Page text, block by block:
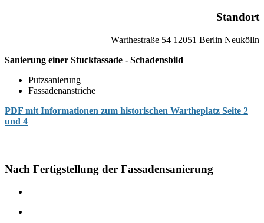
Standort
Warthestraße 54 12051 Berlin Neukölln
Sanierung einer Stuckfassade - Schadensbild
Putzsanierung
Fassadenanstriche
PDF mit Informationen zum historischen Wartheplatz Seite 2
und 4
Nach Fertigstellung der Fassadensanierung